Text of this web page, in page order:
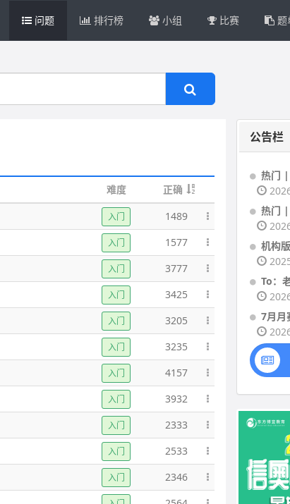
问题 排行榜 小组 比赛 题
难度
正确
入门
1489
入门
1577
入门
3777
入门
3425
入门
3205
入门
3235
入门
4157
入门
3932
入门
2333
入门
2533
入门
2346
公告栏
热门 |
热门 |
机构
To：
7月月